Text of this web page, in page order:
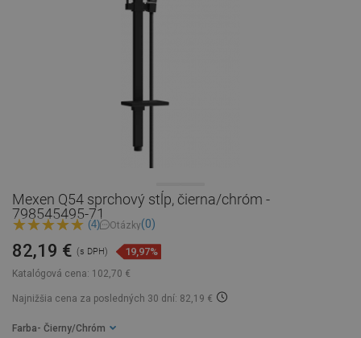
Mexen Q54 sprchový stĺp, čierna/chróm -
798545495-71
(4) Otázky(0)
Katalógová cena: 102,70 €
82,19 € (s DPH) 19,97%
Najnižšia cena za posledných 30 dní: 82,19 €
Farba - Čierny/Chróm